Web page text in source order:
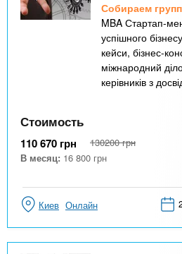
Собираем
MBA Стартап-
успішного
кейси, бізнес-
міжнародний
керівників з
Стоимость
110 670 грн 130200 грн
В месяц: 16 800 грн
Киев Онлайн